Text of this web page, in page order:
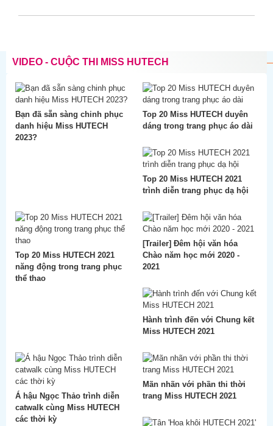
VIDEO - CUỘC THI MISS HUTECH
Bạn đã sẵn sàng chinh phục
danh hiệu Miss HUTECH
2023?
Top 20 Miss HUTECH duyên
dáng trong trang phục áo dài
Top 20 Miss HUTECH 2021
trình diễn trang phục dạ hội
Top 20 Miss HUTECH 2021
năng động trong trang phục
thể thao
[Trailer] Đêm hội văn hóa
Chào năm học mới 2020 -
2021
Hành trình đến với Chung kết
Miss HUTECH 2021
Á hậu Ngọc Thảo trình diễn
catwalk cùng Miss HUTECH
các thời kỳ
Mãn nhãn với phần thi thời
trang Miss HUTECH 2021